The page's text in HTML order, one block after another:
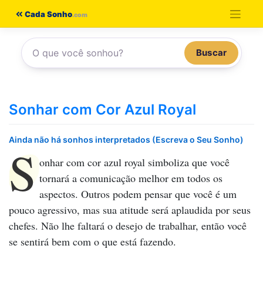
conteúdo
Cada Sonho
Buscar
Sonhar com Cor Azul Royal
Ainda não há sonhos interpretados (Escreva o Seu Sonho)
S onhar com cor azul royal simboliza que você
tornará a comunicação melhor em todos os
aspectos. Outros podem pensar que você é um
pouco agressivo, mas sua atitude será aplaudida por seus
chefes. Não lhe faltará o desejo de trabalhar, então você
se sentirá bem com o que está fazendo.